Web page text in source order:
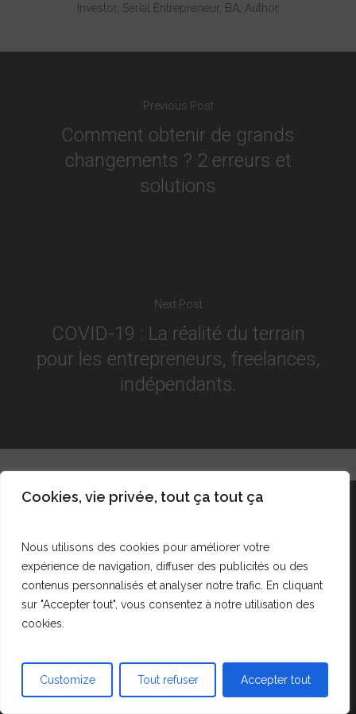
Cookies, vie privée, tout ça tout ça
Nous utilisons des cookies pour améliorer votre
expérience de navigation, diffuser des publicités ou des
contenus personnalisés et analyser notre trafic. En cliquant
sur "Accepter tout", vous consentez à notre utilisation des
cookies.
Customize Tout refuser Accepter tout
Investor, Serial Entrepreneur, BA, Author
Previous Post
Comment obtenir de grands
changements ? 2 erreurs et
solutions
Next Post
COVID-19 : La réalité du terrain
pour les entrepreneurs, freelances,
indépendants.
Suivez-nous !
Emails privés gratuits
Vidéos